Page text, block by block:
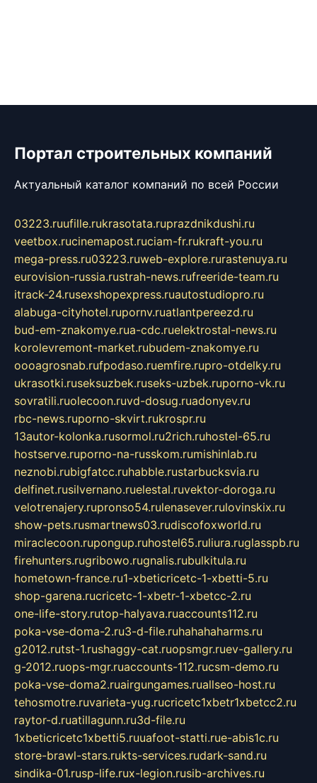
Портал строительных компаний
Актуальный каталог компаний по всей России
03223.ruufille.rukrasotata.ruprazdnikdushi.ru
veetbox.rucinemapost.ruciam-fr.rukraft-you.ru
mega-press.ru03223.ruweb-explore.rurastenuya.ru
eurovision-russia.rustrah-news.rufreeride-team.ru
itrack-24.rusexshopexpress.ruautostudiopro.ru
alabuga-cityhotel.rupornv.ruatlantpereezd.ru
bud-em-znakomye.rua-cdc.ruelektrostal-news.ru
korolevremont-market.rubudem-znakomye.ru
oooagrosnab.rufpodaso.ruemfire.rupro-otdelky.ru
ukrasotki.ruseksuzbek.ruseks-uzbek.ruporno-vk.ru
sovratili.ruolecoon.ruvd-dosug.ruadonyev.ru
rbc-news.ruporno-skvirt.rukrospr.ru
13autor-kolonka.rusormol.ru2rich.ruhostel-65.ru
hostserve.ruporno-na-russkom.rumishinlab.ru
neznobi.rubigfatcc.ruhabble.rustarbucksvia.ru
delfinet.rusilvernano.ruelestal.ruvektor-doroga.ru
velotrenajery.rupronso54.rulenasever.rulovinskix.ru
show-pets.rusmartnews03.rudiscofoxworld.ru
miraclecoon.rupongup.ruhostel65.ruliura.ruglasspb.ru
firehunters.rugribowo.rugnalis.rubulkitula.ru
hometown-france.ru1-xbeticricetc-1-xbetti-5.ru
shop-garena.rucricetc-1-xbetr-1-xbetcc-2.ru
one-life-story.rutop-halyava.ruaccounts112.ru
poka-vse-doma-2.ru3-d-file.ruhahahaharms.ru
g2012.rutst-1.rushaggy-cat.ruopsmgr.ruev-gallery.ru
g-2012.ruops-mgr.ruaccounts-112.rucsm-demo.ru
poka-vse-doma2.ruairgungames.ruallseo-host.ru
tehosmotre.ruvarieta-yug.rucricetc1xbetr1xbetcc2.ru
raytor-d.ruatillagunn.ru3d-file.ru
1xbeticricetc1xbetti5.ruuafoot-statti.rue-abis1c.ru
store-brawl-stars.rukts-services.rudark-sand.ru
sindika-01.rusp-life.rux-legion.rusib-archives.ru